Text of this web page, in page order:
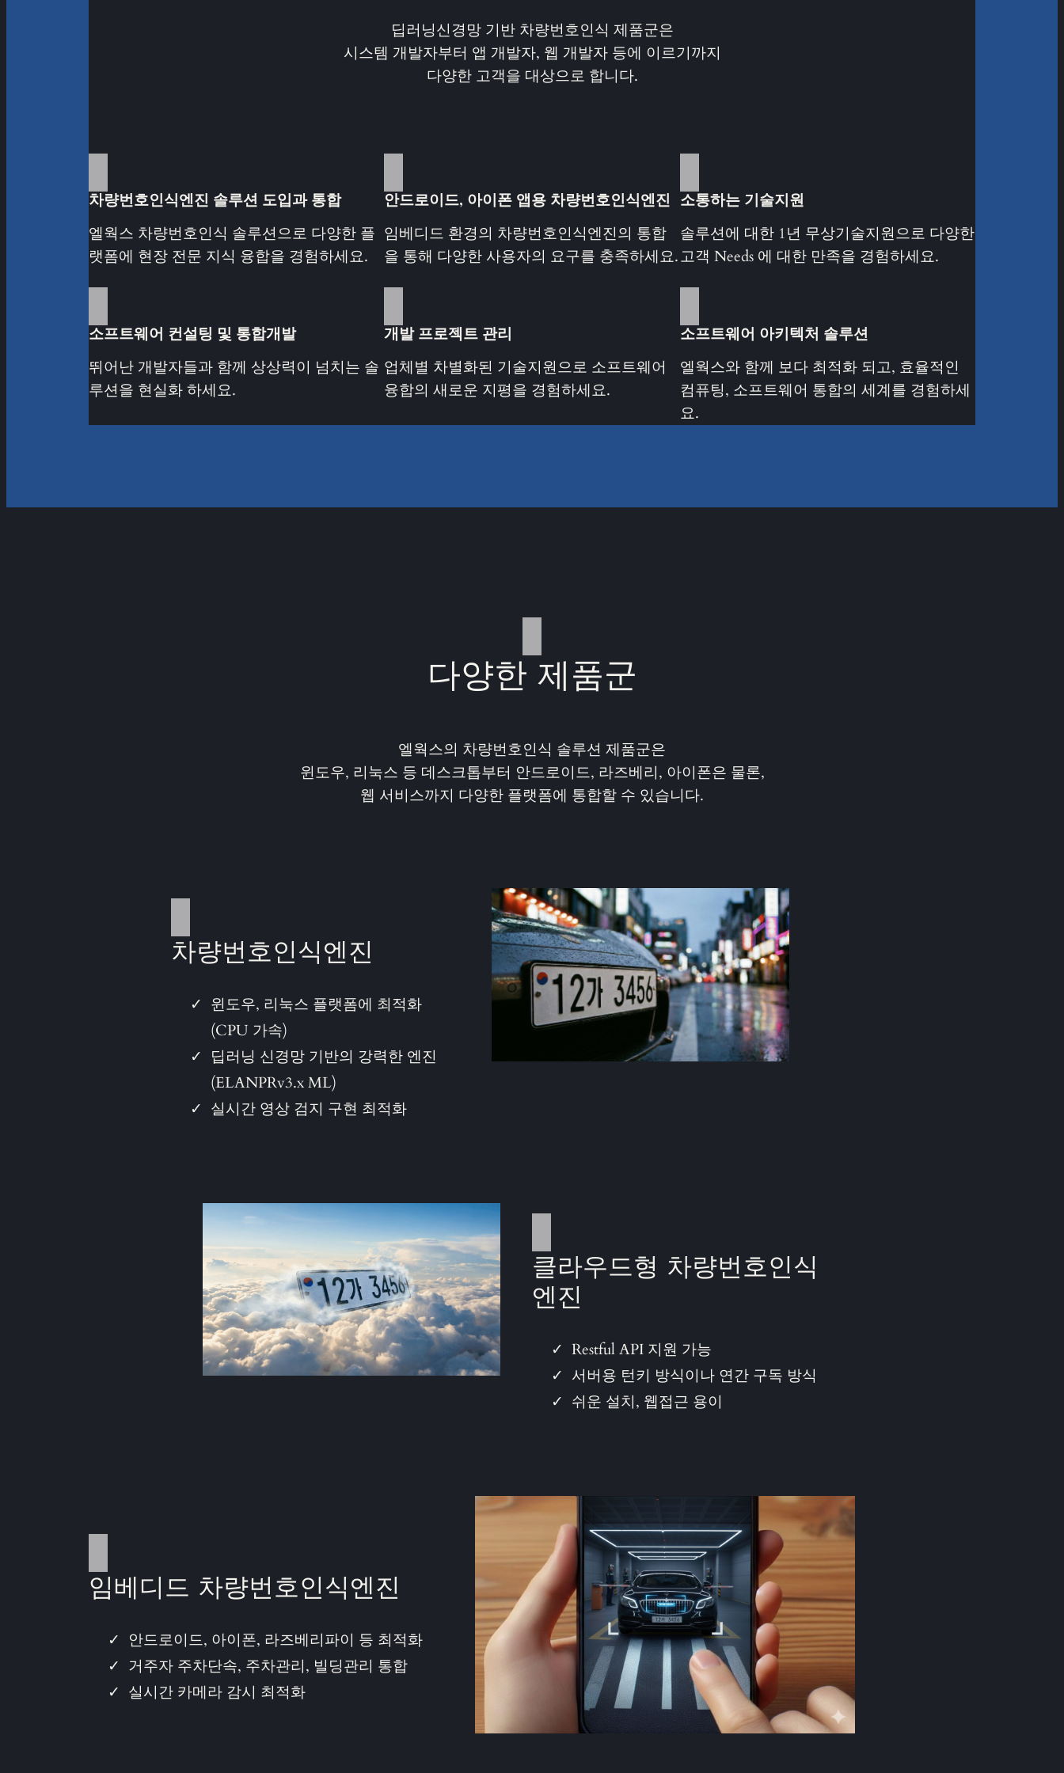
딥러닝신경망 기반 차량번호인식 제품군은
시스템 개발자부터 앱 개발자, 웹 개발자 등에 이르기까지
다양한 고객을 대상으로 합니다.
차량번호인식엔진 솔루션 도입과 통합
엘웍스 차량번호인식 솔루션으로 다양한 플
랫폼에 현장 전문 지식 융합을 경험하세요.
안드로이드, 아이폰 앱용 차량번호인식엔진
임베디드 환경의 차량번호인식엔진의 통합
을 통해 다양한 사용자의 요구를 충족하세요.
소통하는 기술지원
솔루션에 대한 1년 무상기술지원으로 다양한
고객 Needs 에 대한 만족을 경험하세요.
소프트웨어 컨설팅 및 통합개발
뛰어난 개발자들과 함께 상상력이 넘치는 솔
루션을 현실화 하세요.
개발 프로젝트 관리
업체별 차별화된 기술지원으로 소프트웨어
융합의 새로운 지평을 경험하세요.
소프트웨어 아키텍처 솔루션
엘웍스와 함께 보다 최적화 되고, 효율적인
컴퓨팅, 소프트웨어 통합의 세계를 경험하세
요.
다양한 제품군
엘웍스의 차량번호인식 솔루션 제품군은
윈도우, 리눅스 등 데스크톱부터 안드로이드, 라즈베리, 아이폰은 물론,
웹 서비스까지 다양한 플랫폼에 통합할 수 있습니다.
차량번호인식엔진
윈도우, 리눅스 플랫폼에 최적화
(CPU 가속)
딥러닝 신경망 기반의 강력한 엔진
(ELANPRv3.x ML)
실시간 영상 검지 구현 최적화
클라우드형 차량번호인식
엔진
Restful API 지원 가능
서버용 턴키 방식이나 연간 구독 방식
쉬운 설치, 웹접근 용이
임베디드 차량번호인식엔진
안드로이드, 아이폰, 라즈베리파이 등 최적화
거주자 주차단속, 주차관리, 빌딩관리 통합
실시간 카메라 감시 최적화